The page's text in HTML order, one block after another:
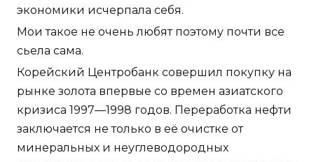
экономики исчерпала себя.
Мои такое не очень любят поэтому почти все
сьела сама.
Корейский Центробанк совершил покупку на
рынке золота впервые со времен азиатского
кризиса 1997—1998 годов. Переработка нефти
заключается не только в её очистке от
минеральных и неуглеводородных